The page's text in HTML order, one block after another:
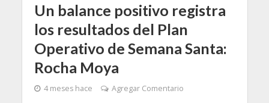
Un balance positivo registra
los resultados del Plan
Operativo de Semana Santa:
Rocha Moya
4 meses hace Agregar Comentario